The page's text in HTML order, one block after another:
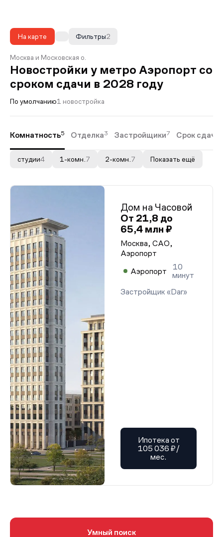
На карте 2
Фильтры
Москва и Московская о.
Новостройки у метро Аэропорт со
сроком сдачи в 2028 году
По умолчанию1 новостройка
Комнатность5 Отделка3 Застройщики7 Срок сдачи
студии4 1-комн. 7 2-комн. 7 Показать ещё
Дом на Часовой
От 21,8 до
65,4 млн ₽
Москва, САО,
Аэропорт
Аэропорт
10
минут
Застройщик «Dar»
Ипотека от
105 036 ₽/
мес.
Умный поиск